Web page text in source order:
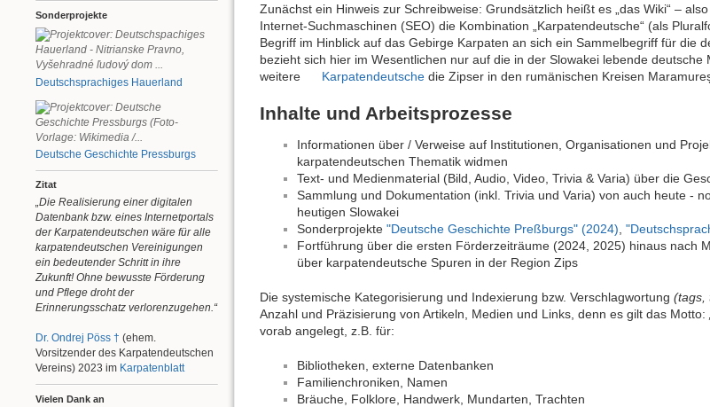
Sonderprojekte
Deutschsprachiges Hauerland
Deutsche Geschichte Pressburgs
Zitat
„Die Realisierung einer digitalen
Datenbank bzw. eines Internetportals
der Karpatendeutschen wäre für alle
karpatendeutschen Vereinigungen
ein bedeutender Schritt in ihre
Zukunft! Ohne bewusste Förderung
und Pflege droht der
Erinnerungsschatz verlorenzugehen.“
Dr. Ondrej Pöss † (ehem.
Vorsitzender des Karpatendeutschen
Vereins) 2023 im Karpatenblatt
Vielen Dank an
Zunächst ein Hinweis zur Schreibweise: Grundsätzlich heißt es „das Wiki“ –
Internet-Suchmaschinen (SEO) die Kombination „Karpatendeutsche“ (als
Begriff im Hinblick auf das Gebirge Karpaten an sich ein Sammelbegriff für
bezieht sich hier im Wesentlichen nur auf die in der Slowakei lebende
weitere
Karpatendeutschedie Zipser in den rumänischen Kreisen
Inhalte und Arbeitsprozesse
Informationen über / Verweise auf Institutionen, Organisationen und
karpatendeutschen Thematik widmen
Text- und Medienmaterial (Bild, Audio, Video, Trivia & Varia) über die
Sammlung und Dokumentation (inkl. Trivia und Varia) von auch heute -
heutigen Slowakei
Sonderprojekte "Deutsche Geschichte Preßburgs" (2024),
Fortführung über die ersten Förderzeiträume (2024, 2025) hinaus nach
über karpatendeutsche Spuren in der Region Zips
Die systemische Kategorisierung und Indexierung bzw. Verschlagwortung (tags,
Anzahl und Präzisierung von Artikeln, Medien und Links, denn es gilt das Motto:
vorab angelegt, z.B. für:
Bibliotheken, externe Datenbanken
Familienchroniken, Namen
Bräuche, Folklore, Handwerk, Mundarten, Trachten